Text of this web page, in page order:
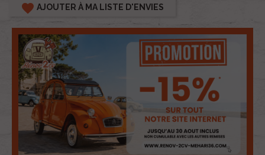
favorite AJOUTER À MA LISTE D'ENVIES